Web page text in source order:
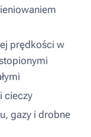
prędkości w
cieczy
gazy i drobne